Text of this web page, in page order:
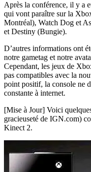
Après la conférence, il y a
qui vont paraître sur la
Montréal), Watch Dog et
et Destiny (Bungie).
D’autres informations ont
notre gametag et notre
Cependant, les jeux de
pas compatibles avec la
point positif, la console ne
constante à internet.
[Mise à Jour] Voici
gracieuseté de IGN.com)
Kinect 2.